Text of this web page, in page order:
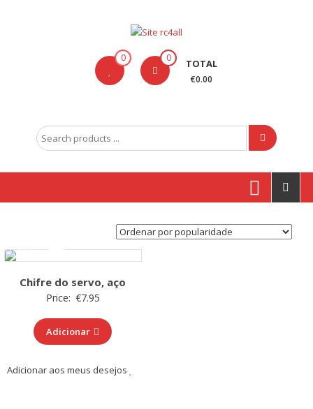
Produtos
Carson
outras
0 0 TOTAL
€0.00
Search
for:
Chifre do servo, aço
Price: €7.95
Adicionar
Adicionar aos meus desejos